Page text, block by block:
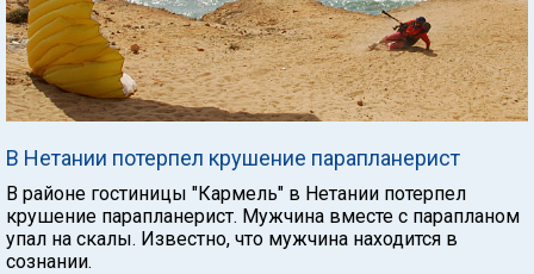
В Нетании потерпел крушение парапланерист
В районе гостиницы "Кармель" в Нетании потерпел
крушение парапланерист. Мужчина вместе с парапланом
упал на скалы. Известно, что мужчина находится в
сознании.